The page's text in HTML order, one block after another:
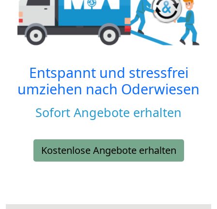
Entspannt und stressfrei
umziehen nach Oderwiesen
Sofort Angebote erhalten
Kostenlose Angebote erhalten